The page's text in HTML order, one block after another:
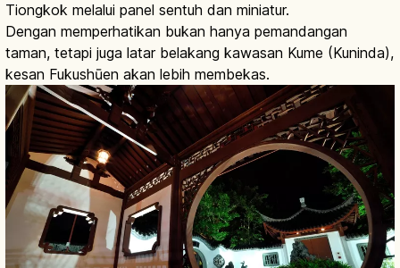
Tiongkok melalui panel sentuh dan miniatur.
Dengan memperhatikan bukan hanya pemandangan
taman, tetapi juga latar belakang kawasan Kume (Kuninda),
kesan Fukushūen akan lebih membekas.